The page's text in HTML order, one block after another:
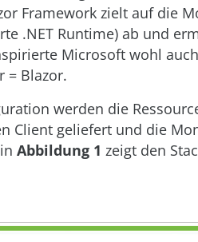
Framework zielt auf die
.NET Runtime) ab und
Microsoft wohl
= Blazor.
werden die
Client geliefert und die
Abbildung 1 zeigt den